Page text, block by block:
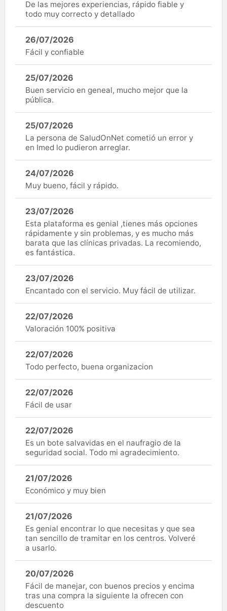
De las mejores experiencias, rápido fiable y
todo muy correcto y detallado
26/07/2026
Fácil y confiable
25/07/2026
Buen servicio en geneal, mucho mejor que la
pública.
25/07/2026
La persona de SaludOnNet cometió un error y
en Imed lo pudieron arreglar.
24/07/2026
Muy bueno, fácil y rápido.
23/07/2026
Esta plataforma es genial ,tienes más opciones
rápidamente y sin problemas, y es mucho más
barata que las clínicas privadas. La recomiendo,
es fantástica.
23/07/2026
Encantado con el servicio. Muy fácil de utilizar.
22/07/2026
Valoración 100% positiva
22/07/2026
Todo perfecto, buena organizacion
22/07/2026
Fácil de usar
22/07/2026
Es un bote salvavidas en el naufragio de la
seguridad social. Todo mi agradecimiento.
21/07/2026
Económico y muy bien
21/07/2026
Es genial encontrar lo que necesitas y que sea
tan sencillo de tramitar en los centros. Volveré
a usarlo.
20/07/2026
Fácil de manejar, con buenos precios y encima
tras una compra la siguiente la ofrecen con
descuento